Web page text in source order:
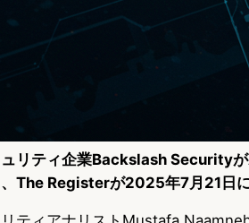
リティ企業Backslash Security
The Registerが2025年7月21日に